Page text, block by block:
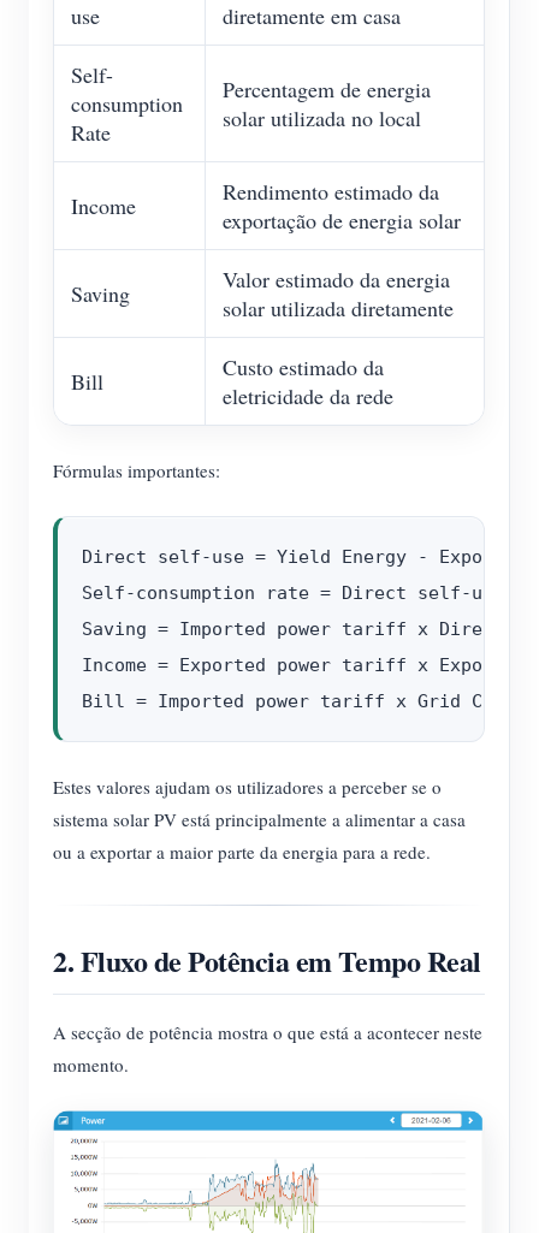
use
diretamente em casa
Self-
consumption
Rate
Percentagem de energia
solar utilizada no local
Income
Rendimento estimado da
exportação de energia solar
Saving
Valor estimado da energia
solar utilizada diretamente
Bill
Custo estimado da
eletricidade da rede
Fórmulas importantes:
Direct self-use = Yield Energy - Exported
Self-consumption rate = Direct self-use /
Saving = Imported power tariff x Direct
Income = Exported power tariff x Exported
Estes valores ajudam os utilizadores a perceber se o
sistema solar PV está principalmente a alimentar a casa
ou a exportar a maior parte da energia para a rede.
2. Fluxo de Potência em Tempo Real
A secção de potência mostra o que está a acontecer neste
momento.